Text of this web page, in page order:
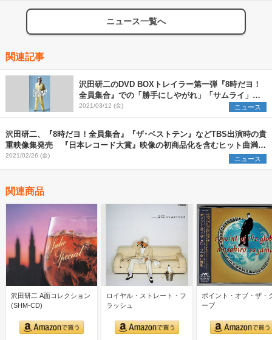
ニュース一覧へ
関連記事
沢田研二のDVD BOXトレイラー第一弾『8時だヨ！
全員集合』での「勝手にしやがれ」「サムライ」な
ど歌唱映像公開
2021/03/12 (金) ニュース
沢田研二、『8時だヨ！全員集合』『ザ･ベストテン』などTBS出演時の貴
重映像集発売 『日本レコード大賞』映像の初商品化を含むヒット曲満載
のDVD7枚組
2021/02/26 (金) ニュース
関連商品
沢田研二 A面コレクション
(SHM-CD)
ロイヤル・ストレート・フ
ラッシュ
ポイント・オブ・ザ・
ーブ